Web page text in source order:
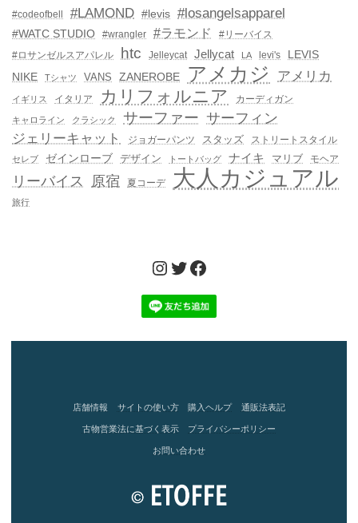
#codeofbell #LAMOND #levis #losangelsapparel
#WATC STUDIO #wrangler #ラモンド
#リーバイス
#ロサンゼルスアパレル
htc Jelleycat Jellycat LA levi's
LEVIS
NIKE
Tシャツ VANS ZANEROBE アメカジ アメリカ
イギリス イタリア カリフォルニア カーディガン
キャロライン クラシック サーファー サーフィン
ジェリーキャット
ジョガーパンツ スタッズ ストリートスタイル
セレブ ゼインローブ デザイン トートバッグ ナイキ マリブ モヘア
リーバイス 原宿 夏コーデ 大人カジュアル
旅行
Instagram
Twitter
Facebook
店舗情報 サイトの使い方 購入ヘルプ 通販法表記
古物営業法に基づく表示 プライバシーポリシー
お問い合わせ